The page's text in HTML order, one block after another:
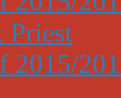
Priest
2015/